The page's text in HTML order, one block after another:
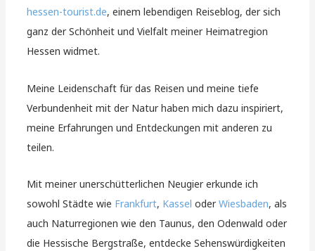
hessen-tourist.de, einem lebendigen Reiseblog, der sich
ganz der Schönheit und Vielfalt meiner Heimatregion
Hessen widmet.
Meine Leidenschaft für das Reisen und meine tiefe
Verbundenheit mit der Natur haben mich dazu inspiriert,
meine Erfahrungen und Entdeckungen mit anderen zu
teilen.
Mit meiner unerschütterlichen Neugier erkunde ich
sowohl Städte wie Frankfurt, Kassel oderWiesbaden, als
auch Naturregionen wie den Taunus, den Odenwald oder
die Hessische Bergstraße, entdecke Sehenswürdigkeiten